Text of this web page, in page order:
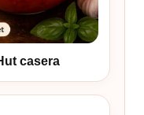
casera